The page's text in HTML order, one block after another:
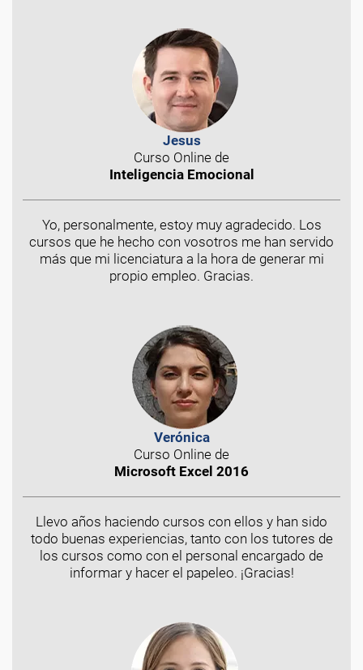
Jesus
Curso Online de
Inteligencia Emocional
Yo, personalmente, estoy muy agradecido. Los
cursos que he hecho con vosotros me han servido
más que mi licenciatura a la hora de generar mi
propio empleo. Gracias.
Verónica
Curso Online de
Microsoft Excel 2016
Llevo años haciendo cursos con ellos y han sido
todo buenas experiencias, tanto con los tutores de
los cursos como con el personal encargado de
informar y hacer el papeleo. ¡Gracias!